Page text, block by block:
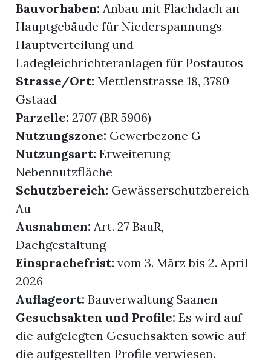
Bauvorhaben: Anbau mit Flachdach an
Hauptgebäude für Niederspannungs-
Hauptverteilung und
Ladegleichrichteranlagen für Postautos
Strasse/Ort: Mettlenstrasse 18, 3780
Gstaad
Parzelle: 2707 (BR 5906)
Nutzungszone: Gewerbezone G
Nutzungsart: Erweiterung
Nebennutzfläche
Schutzbereich: Gewässerschutzbereich
Au
Ausnahmen: Art. 27 BauR,
Dachgestaltung
Einsprachefrist: vom 3. März bis 2. April
2026
Auflageort: Bauverwaltung Saanen
Gesuchsakten und Profile: Es wird auf
die aufgelegten Gesuchsakten sowie auf
die aufgestellten Profile verwiesen.